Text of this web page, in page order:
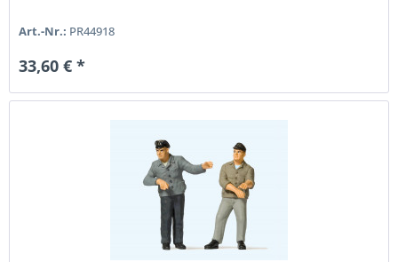
Art.-Nr.: PR44918
33,60 € *